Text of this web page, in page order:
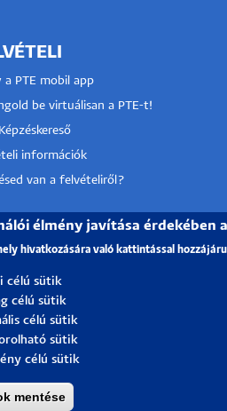
a PTE mobil app
be virtuálisan a PTE-t!
információk
van a felvételiről?
KÖZPONT
Igazgatóság
élmény javítása érdekében
hivatkozására való kattintással
célú sütik
célú sütik
célú sütik
sütik
célú sütik
mentése